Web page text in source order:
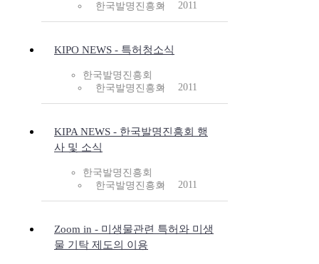
한국발명진흥회
2011
KIPO NEWS - 특허청소식
한국발명진흥회
한국발명진흥회
2011
KIPA NEWS - 한국발명진흥회 행
사 및 소식
한국발명진흥회
한국발명진흥회
2011
Zoom in - 미생물관련 특허와 미생
물 기탁 제도의 이용